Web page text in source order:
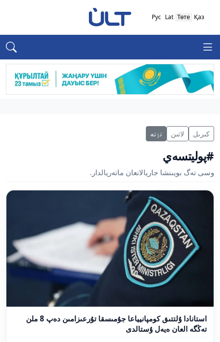
Қаз
Төте
Lat
Рус
كىرىل لاتىن تٶتە
#پوليتسەي
وسى تەگ بويىنشا جاريالانعان ماتەريالدار.
استانادا ۇلتتىق كومپانيياعا جۇمىسقا تۇرعىزامىن دەپ 8 ملن
تەڭگە العان ەيەل ۇستالدى